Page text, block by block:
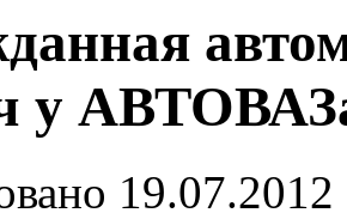
у
19.07.2012